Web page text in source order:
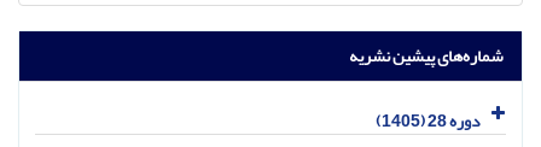
شماره‌های پیشین نشریه
دوره 28 (1405)